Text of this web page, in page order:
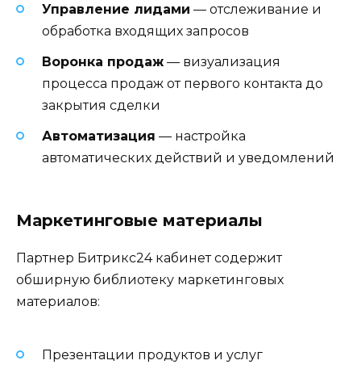
Управление лидами — отслеживание и
обработка входящих запросов
Воронка продаж — визуализация
процесса продаж от первого контакта до
закрытия сделки
Автоматизация — настройка
автоматических действий и уведомлений
Маркетинговые материалы
Партнер Битрикс24 кабинет содержит
обширную библиотеку маркетинговых
материалов:
Презентации продуктов и услуг